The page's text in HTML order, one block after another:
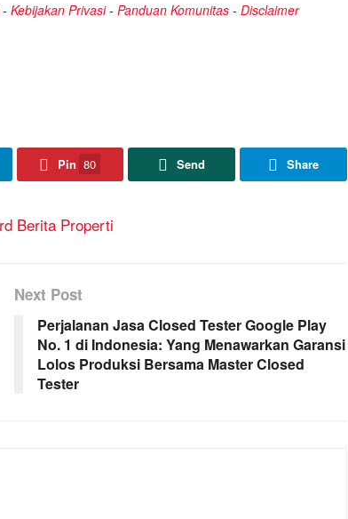
- Kebijakan Privasi- Panduan Komunitas - Disclaimer
Pin 80 Send Share
Next Post
Perjalanan Jasa Closed Tester Google Play
No. 1 di Indonesia: Yang Menawarkan Garansi
Lolos Produksi Bersama Master Closed
Tester